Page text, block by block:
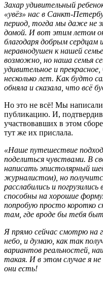
Захар удивительный
«увёз» нас в Санкт-
период, тогда мы даже не
домой. И вот этим летом
благодаря добрым
неравнодушен к нашей
возможно, но наша семья
удивительное и
несколько лет. Как будто
обняла и сказала, что всё
Но это не всё! Мы
публикацию. И, подтвердив
участвовавших в этом
тут же их прислала.
«Наше путешествие
поделиться чувствами. В
написать эпистолярный
журналистом), но
расслабились и
способны на хорошие
попробую просто коротко
там, где вроде бы тебя
Я прямо сейчас смотрю на
небо, и думаю, как так
вариантов реальностей,
такая. И в этом случае я
они есть!